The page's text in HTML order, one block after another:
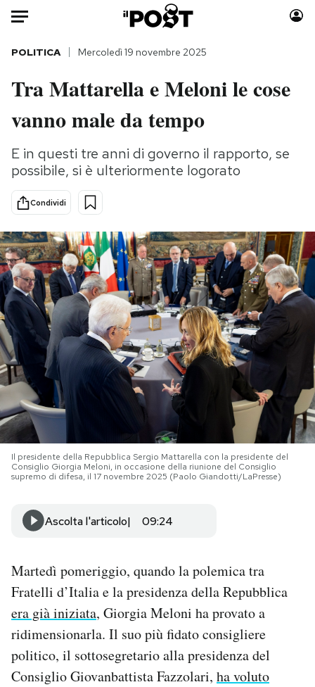
Auto
HOME
Italia
Politica
Tecnologia
Internet
Cultura
Economia
Sport
Moda
Consumismi
Storie/Idee
Europa
Altrecose
Mondiali calcio 2026
PODCAST
NEWSLETTER
I MIEI PREFERITI
SHOP
CALENDARIO
AREA PERSONALE
Newsletter
Notifiche mobile
Regala il Post
Hai bisogno di aiuto?
POLITICA Mercoledì 19 novembre 2025
Tra Mattarella e Meloni le cose
vanno male da tempo
E in questi tre anni di governo il rapporto, se
possibile, si è ulteriormente logorato
Condividi
Il presidente della Repubblica Sergio Mattarella con la presidente del
Consiglio Giorgia Meloni, in occasione della riunione del Consiglio
supremo di difesa, il 17 novembre 2025 (Paolo Giandotti/LaPresse)
Ascolta l'articolo 09:24
Martedì pomeriggio, quando la polemica tra
Fratelli d’Italia e la presidenza della Repubblica
era già iniziata, Giorgia Meloni ha provato a
ridimensionarla. Il suo più fidato consigliere
politico, il sottosegretario alla presidenza del
Consiglio Giovanbattista Fazzolari, ha voluto